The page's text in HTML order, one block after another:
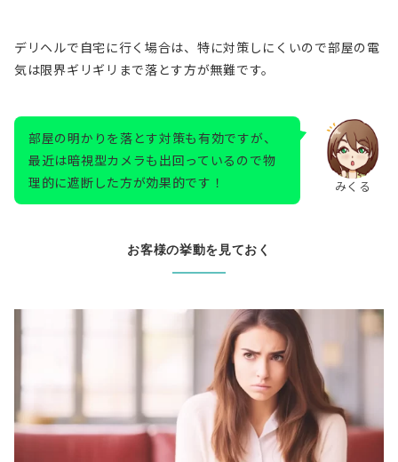
デリヘルで自宅に行く場合は、特に対策しにくいので部屋の電
気は限界ギリギリまで落とす方が無難です。
みくる
部屋の明かりを落とす対策も有効ですが、
最近は暗視型カメラも出回っているので物
理的に遮断した方が効果的です！
お客様の挙動を見ておく